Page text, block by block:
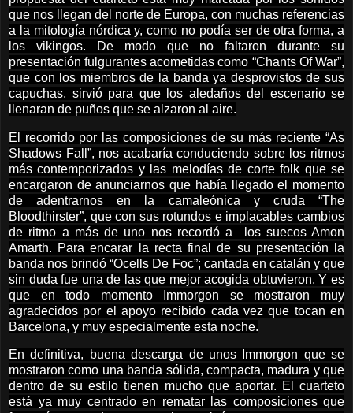
que nos llegan del norte de Europa, con muchas referencias
a la mitología nórdica y, como no podía ser de otra forma, a
los vikingos. De modo que no faltaron durante su
presentación fulgurantes acometidas como “Chants Of War”,
que con los miembros de la banda ya desprovistos de sus
capuchas, sirvió para que los aledaños del escenario se
llenaran de puños que se alzaron al aire.
El recorrido por las composiciones de su más reciente “As
Shadows Fall”, nos acabaría conduciendo sobre los ritmos
más contemporizados y las melodías de corte folk que se
encargaron de anunciarnos que había llegado el momento
de adentrarnos en la camaleónica y cruda “The
Bloodthirster”, que con sus rotundos e implacables cambios
de ritmo a más de uno nos recordó a los suecos Amon
Amarth. Para encarar la recta final de su presentación la
banda nos brindó “Ocells De Foc”; cantada en catalán y que
sin duda fue una de las que mejor acogida obtuvieron. Y es
que en todo momento Immorgon se mostraron muy
agradecidos por el apoyo recibido cada vez que tocan en
Barcelona, y muy especialmente esta noche.
En definitiva, buena descarga de unos Immorgon que se
mostraron como una banda sólida, compacta, madura y que
dentro de su estilo tienen mucho que aportar. El cuarteto
está ya muy centrado en rematar las composiciones que